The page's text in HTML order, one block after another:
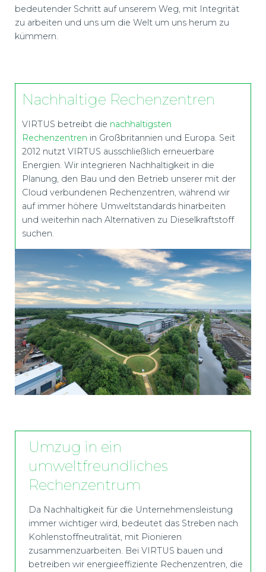
bedeutender Schritt auf unserem Weg, mit Integrität
zu arbeiten und uns um die Welt um uns herum zu
kümmern.
Nachhaltige Rechenzentren
VIRTUS betreibt die nachhaltigsten
Rechenzentren in Großbritannien und Europa. Seit
2012 nutzt VIRTUS ausschließlich erneuerbare
Energien. Wir integrieren Nachhaltigkeit in die
Planung, den Bau und den Betrieb unserer mit der
Cloud verbundenen Rechenzentren, während wir
auf immer höhere Umweltstandards hinarbeiten
und weiterhin nach Alternativen zu Dieselkraftstoff
suchen.
Umzug in ein
umweltfreundliches
Rechenzentrum
Da Nachhaltigkeit für die Unternehmensleistung
immer wichtiger wird, bedeutet das Streben nach
Kohlenstoffneutralität, mit Pionieren
zusammenzuarbeiten. Bei VIRTUS bauen und
betreiben wir energieeffiziente Rechenzentren, die